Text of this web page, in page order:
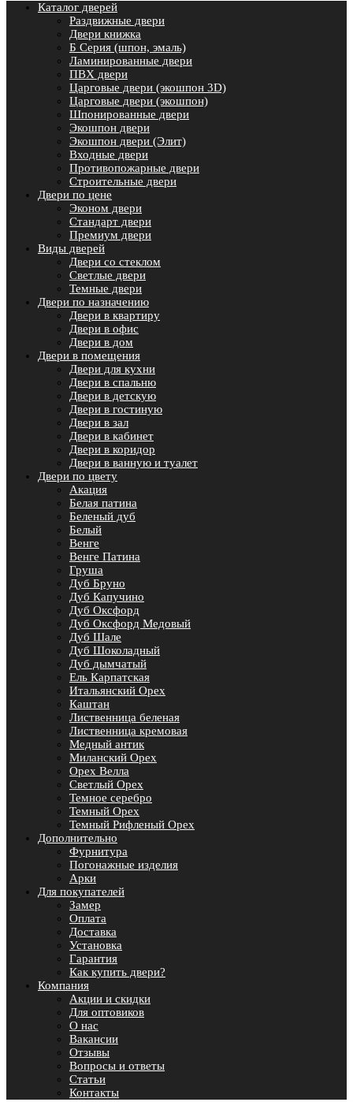
Каталог дверей
Раздвижные двери
Двери книжка
Б Серия (шпон, эмаль)
Ламинированные двери
ПВХ двери
Царговые двери (экошпон 3D)
Царговые двери (экошпон)
Шпонированные двери
Экошпон двери
Экошпон двери (Элит)
Входные двери
Противопожарные двери
Строительные двери
Двери по цене
Эконом двери
Стандарт двери
Премиум двери
Виды дверей
Двери со стеклом
Светлые двери
Темные двери
Двери по назначению
Двери в квартиру
Двери в офис
Двери в дом
Двери в помещения
Двери для кухни
Двери в спальню
Двери в детскую
Двери в гостиную
Двери в зал
Двери в кабинет
Двери в коридор
Двери в ванную и туалет
Двери по цвету
Акация
Белая патина
Беленый дуб
Белый
Венге
Венге Патина
Груша
Дуб Бруно
Дуб Капучино
Дуб Оксфорд
Дуб Оксфорд Медовый
Дуб Шале
Дуб Шоколадный
Дуб дымчатый
Ель Карпатская
Итальянский Орех
Каштан
Лиственница беленая
Лиственница кремовая
Медный антик
Миланский Орех
Орех Велла
Светлый Орех
Темное серебро
Темный Орех
Темный Рифленый Орех
Дополнительно
Фурнитура
Погонажные изделия
Арки
Для покупателей
Замер
Оплата
Доставка
Установка
Гарантия
Как купить двери?
Компания
Акции и скидки
Для оптовиков
О нас
Вакансии
Отзывы
Вопросы и ответы
Статьи
Контакты